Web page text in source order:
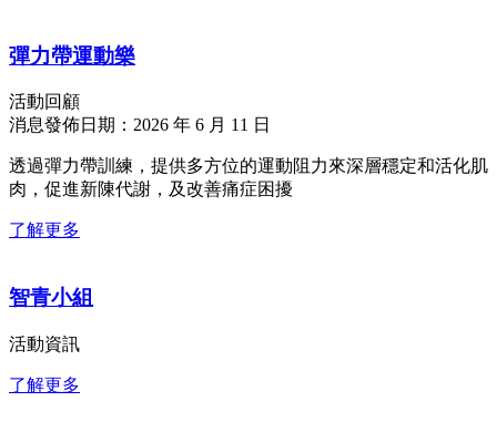
彈力帶運動樂
活動回顧
消息發佈日期：2026 年 6 月 11 日
透過彈力帶訓練，提供多方位的運動阻力來深層穩定和活化肌
肉，促進新陳代謝，及改善痛症困擾
了解更多
智青小組
活動資訊
了解更多